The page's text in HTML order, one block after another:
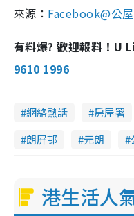
來源： Facebook@公
有料爆? 歡迎報料！
9610 1996
網絡熱話 房屋署
朗屏邨
元朗
港生活人